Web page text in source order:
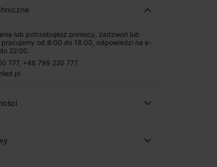
lub potrzebujesz pomocy, zadzwoń lub
pracujemy od 8:00 do 18:00, odpowiedzi na e-
22:00.
777, +48 799 220 777